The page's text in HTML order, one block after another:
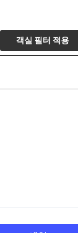
객실 필터 적용